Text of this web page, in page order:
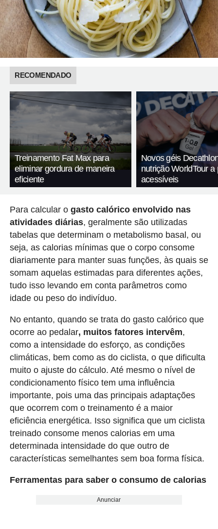
RECOMENDADO
Treinamento Fat Max para
eliminar gordura de maneira
eficiente
Novos géis
nutrição WorldTour a
acessíveis
Para calcular o gasto calórico envolvido nas
atividades diárias, geralmente são utilizadas
tabelas que determinam o metabolismo basal, ou
seja, as calorias mínimas que o corpo consome
diariamente para manter suas funções, às quais se
somam aquelas estimadas para diferentes ações,
tudo isso levando em conta parâmetros como
idade ou peso do indivíduo.
No entanto, quando se trata do gasto calórico que
ocorre ao pedalar, muitos fatores intervêm,
como a intensidade do esforço, as condições
climáticas, bem como as do ciclista, o que dificulta
muito o ajuste do cálculo. Até mesmo o nível de
condicionamento físico tem uma influência
importante, pois uma das principais adaptações
que ocorrem com o treinamento é a maior
eficiência energética. Isso significa que um ciclista
treinado consome menos calorias em uma
determinada intensidade do que outro de
características semelhantes sem boa forma física.
Ferramentas para saber o consumo de calorias
Anunciar